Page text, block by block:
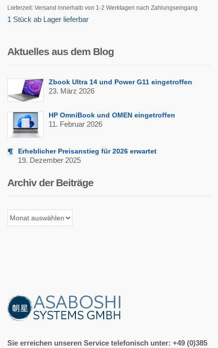
Lieferzeit: Versand innerhalb von 1-2 Werktagen nach Zahlungseingang
1 Stück ab Lager lieferbar
Aktuelles aus dem Blog
Zbook Ultra 14 und Power G11 eingetroffen
23. März 2026
HP OmniBook und OMEN eingetroffen
11. Februar 2026
Erheblicher Preisanstieg für 2026 erwartet
19. Dezember 2025
Archiv der Beiträge
Archiv
der
Sie erreichen unseren Service telefonisch unter: +49 (0)385